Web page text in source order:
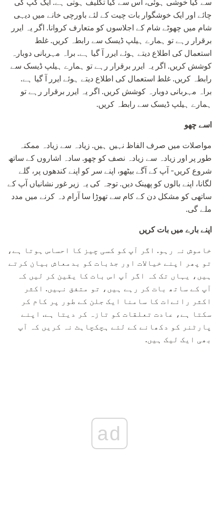
سے کیا خوشی ہوئی، اس سے کیا تکلیف ہوتی ہے. ایک کپ کی
چائے اور ایک خوشگوار بات چیت کے لئے باورچی خانے میں دیہی
شام میں چھوٹے شام کے اجلاسوں کو متعارف کروانا. اگر یہ ایرر
برقرار رہے تو ہمارے ہیلپ ڈیسک سے رابطہ کریں. غلط
استعمال کی اطلاع دیتے ہوئے ایرر آ گیا ہے. براہ مہربانی دوبارہ
کوشش کریں. اگر یہ ایرر برقرار رہے تو ہمارے ہیلپ ڈیسک سے
رابطہ کریں. غلط استعمال کی اطلاع دیتے ہوئے ایرر آ گیا ہے.
براہ مہربانی دوبارہ کوشش کریں. اگر یہ ایرر برقرار رہے تو
ہمارے ہیلپ ڈیسک سے رابطہ کریں.
اسے چھو
مواصلات میں صرف الفاظ نہیں ہیں. زیادہ سے زیادہ ممکنہ
طور پر اور زیادہ سے زیادہ نصف کو چھو. سادہ اشاروں کے ساتھ
شروع کریں- آپ کے آگے بیٹھو، اپنے سر کو اپنے کندھوں پر، گلے
لگانا، اپنے بالوں کو پھینک دیں. توجہ کی یہ زیر غور نشانیاں آپ کے
ساتھی کو مشکل دن کے کام سے تھوڑا سا آرام دہ کرنے میں مدد
ملے گی.
اپنے بارے میں بات کریں
خاموش نہ رہو. اگر آپ کو کسی چیز کا احساس ہوتا ہے،
تو پھر اپنے خیالات اور جذبات کو بدمعاش بیان کرتے
ہیں، یہاں تک کہ اگر آپ اس بات کا یقین کر لیں کہ
آپ کے ساتھ بات کر رہے ہیں، تو متفق نہیں. اکثر
اکثر رائےات کا سامنا ایک جلن کے طور پر کام کر
سکتا ہے، عادت تعلقات کو تازہ کر دیتا ہے. اپنے
پارٹنر کو دکھانے کے لئے ہچکچاہٹ نہ کریں کہ آپ
بھی ایک لیک ہیں.
ad